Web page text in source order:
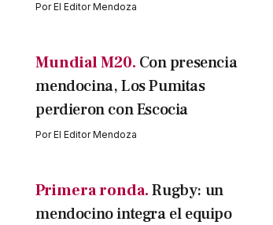
PorEl Editor Mendoza
Mundial M20. Con presencia
mendocina, Los Pumitas
perdieron con Escocia
PorEl Editor Mendoza
Primera ronda. Rugby: un
mendocino integra el equipo